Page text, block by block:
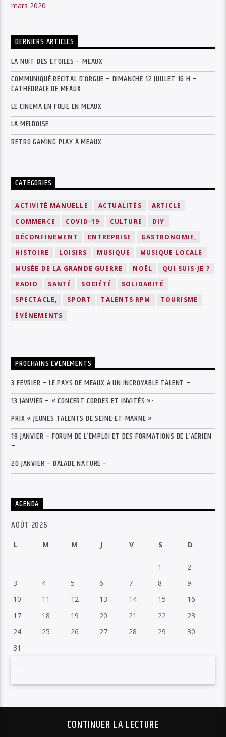
mars 2020
DERNIERS ARTICLES
LA NUIT DES ÉTOILES – MEAUX
COMMUNIQUÉ RÉCITAL D’ORGUE – DIMANCHE 12 JUILLET 16 H –
CATHÉDRALE DE MEAUX
LE CINÉMA EN FOLIE EN MEAUX
LA MELDOISE
RETRO GAMING PLAY À MEAUX
CATÉGORIES
ACTIVITÉ MANUELLE ACTUALITÉS
ARTICLE
COMMERCE
COVID-19 CULTURE
DIY
DÉCONFINEMENT
ENTREPRISE
GASTRONOMIE,
HISTOIRE
LOISIRS MUSIQUE
MUSIQUE LOCALE
MUSÉE DE LA GRANDE GUERRE
NOËL
QUI SUIS-JE ?
RADIO
SANTÉ SOCIÉTÉ
SOLIDARITÉ
SPECTACLE,
SPORT TALENTS RPM
TOURISME
ÉVÉNEMENTS
PROCHAINS ÉVÉNEMENTS
3 FÉVRIER – LE PAYS DE MEAUX A UN INCROYABLE TALENT –
13 JANVIER – « CONCERT CORDES ET INVITÉS »-
PRIX « JEUNES TALENTS DE SEINE-ET-MARNE »
19 JANVIER – FORUM DE L’EMPLOI ET DES FORMATIONS DE L’AÉRIEN
–
20 JANVIER – BALADE NATURE –
AGENDA
AOÛT 2026
L M M J V S D
1
2
3
4 5 6 7 8
9
10
11 12 13 14 15
16
17
18 19 20 21 22
23
24
25 26 27 28 29
30
31
CONTINUER LA LECTURE